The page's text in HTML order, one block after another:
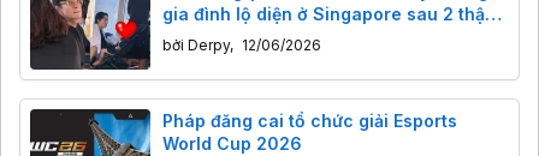
gia đình lộ diện ở Singapore sau 2 thập
kỷ vắng bóng
bởi Derpy, 12/06/2026
Pháp đăng cai tổ chức giải Esports
World Cup 2026